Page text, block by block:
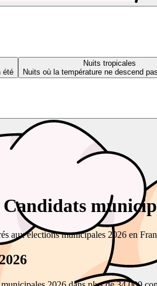
été
Nuits tropicales
Nuits où la température ne descend
aux élections municipales 2026 en